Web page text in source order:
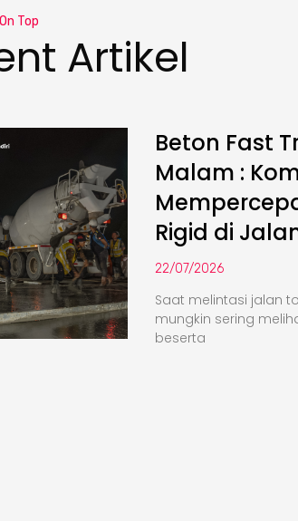
On Top
Artikel
Beton Fast
Malam :
Rigid di
22/07/2026
Saat melintasi jalan
mungkin sering
beserta